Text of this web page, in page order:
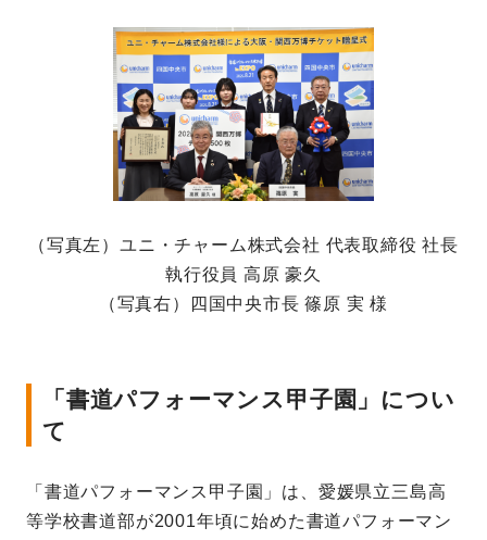
（写真左）ユニ・チャーム株式会社 代表取締役 社長
執行役員 高原 豪久
（写真右）四国中央市長 篠原 実 様
「書道パフォーマンス甲子園」につい
て
「書道パフォーマンス甲子園」は、愛媛県立三島高
等学校書道部が2001年頃に始めた書道パフォーマン